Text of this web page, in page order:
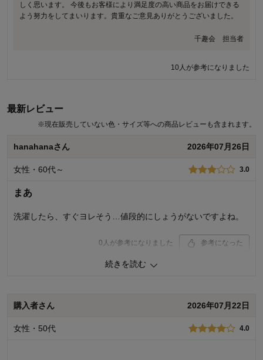
しく思います。 今後もお客様により満足度の高い商品をお届けできる
よう努力をしてまいります。貴重なご意見ありがとうございました。
千趣会 担当者
10人が参考になりました
最新レビュー
※現在販売していない色・サイズ等への商品レビューも含まれます。
hanahanaさん 2026年07月26日
女性・60代～ 3.0
まあ
洗濯したら、すぐヨレそう…値段的にしょうがないですよね。
0 人が参考になりました 参考になった
3.0
３色セット（ブラック・杢グレー・ホワ
続きを読む
購入者さん 2026年07月22日
女性・50代 4.0